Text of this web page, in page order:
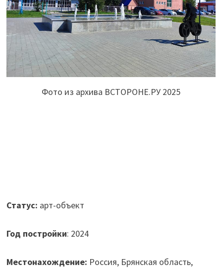
Фото из архива ВСТОРОНЕ.РУ 2025
Статус: арт-объект
Год постройки: 2024
Местонахождение: Россия, Брянская область,